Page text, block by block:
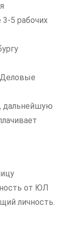
3-5 рабочих
дальнейшую
от ЮЛ
личность.